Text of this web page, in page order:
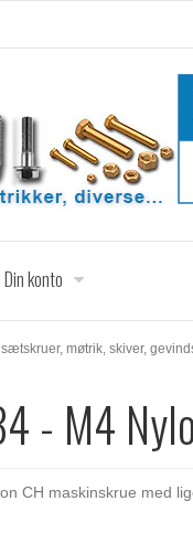
Din konto
møtrik, skiver,
- M4
CH maskinskrue med